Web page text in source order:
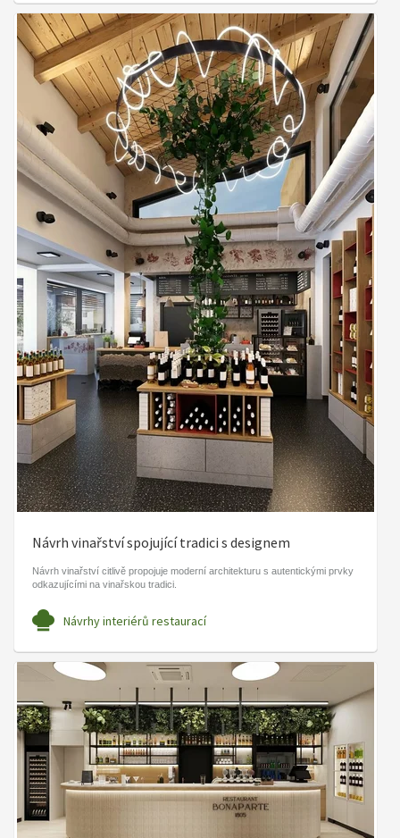
Návrh vinařství spojující tradici s designem
Návrh vinařství citlivě propojuje moderní architekturu s autentickými prvky
odkazujícími na vinařskou tradici.
Návrhy interiérů restaurací